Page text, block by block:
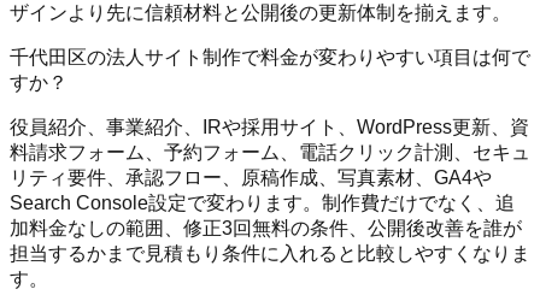
ザインより先に信頼材料と公開後の更新体制を揃えます。
千代田区の法人サイト制作で料金が変わりやすい項目は何で
すか？
役員紹介、事業紹介、IRや採用サイト、WordPress更新、資
料請求フォーム、予約フォーム、電話クリック計測、セキュ
リティ要件、承認フロー、原稿作成、写真素材、GA4や
Search Console設定で変わります。制作費だけでなく、追
加料金なしの範囲、修正3回無料の条件、公開後改善を誰が
担当するかまで見積もり条件に入れると比較しやすくなりま
す。